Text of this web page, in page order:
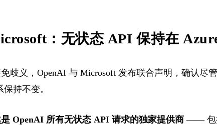
：无状态 API 保持在
义，OpenAI 与 Microsoft 发布联合声明，确认尽管
持不变。
OpenAI 所有无状态 API 请求的独家提供商 —— 包